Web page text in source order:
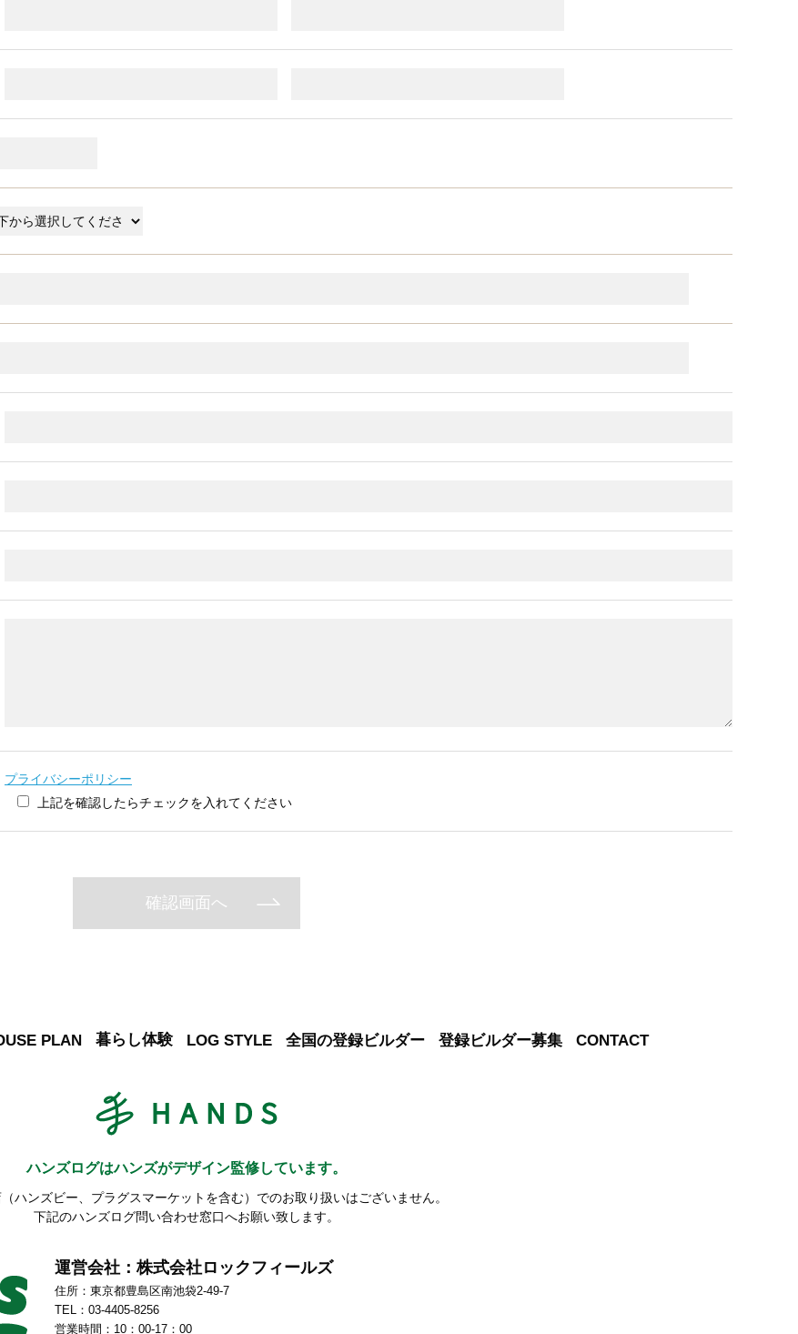
プライバシーポリシー
上記を確認したらチェックを入れてください
確認画面へ
PLAN 暮らし体験 LOG STYLE 全国の登録ビルダー 登録ビルダー募集 CONTACT
ハンズログはハンズがデザイン監修しています。
ハンズビー、プラグスマーケットを含む）でのお取り扱いはございません。
下記のハンズログ問い合わせ窓口へお願い致します。
運営会社：株式会社ロックフィールズ
住所：東京都豊島区南池袋2-49-7
TEL：03-4405-8256
営業時間：10：00-17：00